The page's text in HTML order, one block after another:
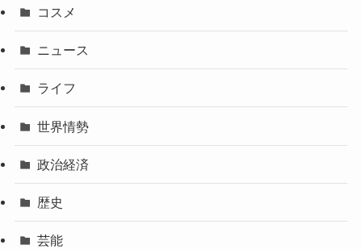
コスメ
ニュース
ライフ
世界情勢
政治経済
歴史
芸能